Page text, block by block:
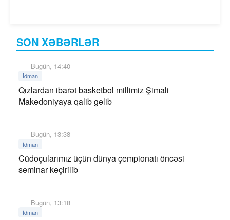
SON XƏBƏRLƏR
Bugün, 14:40
İdman
Qızlardan ibarət basketbol millimiz Şimali
Makedoniyaya qalib gəlib
Bugün, 13:38
İdman
Cüdoçularımız üçün dünya çempionatı öncəsi
seminar keçirilib
Bugün, 13:18
İdman